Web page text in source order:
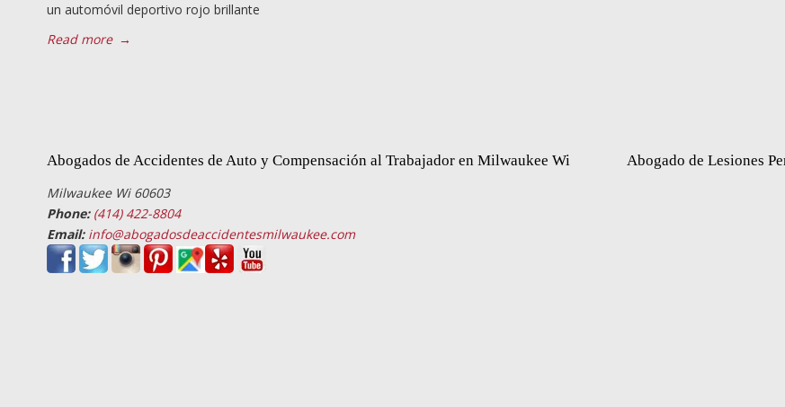
un automóvil deportivo rojo brillante
Read more →
Abogados de Accidentes de Auto y Compensación al Trabajador en Milwaukee Wi
Milwaukee Wi 60603
Phone: (414) 422-8804
Email: info@abogadosdeaccidentesmilwaukee.com
Abogado de Lesiones